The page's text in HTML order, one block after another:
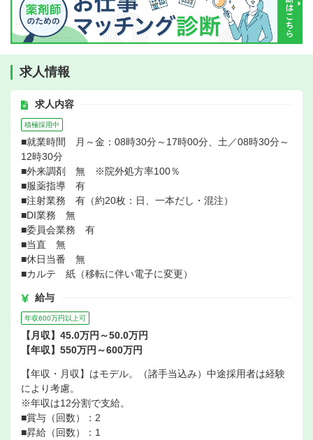
求人情報
求人内容
積極採用中
■就業時間 月～金：08時30分～17時00分、土／08時30分～
12時30分
■外来調剤 無 ※院外処方率100％
■服薬指導 有
■注射業務 有（約20枚：日、一本だし・混注）
■DI業務 無
■委員会業務 有
■当直 無
■休日当番 無
■カルテ 紙（移転に伴い電子に変更）
給与
年収600万円以上可
【月収】45.0万円～50.0万円
【年収】550万円～600万円
【年収・月収】はモデル。（諸手当込み）中途採用者は経験
により考慮。
※年収は12分割で支給。
■賞与（回数）：2
■昇給（回数）：1